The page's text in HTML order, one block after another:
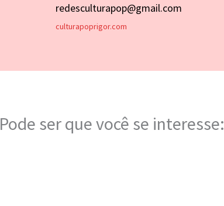
redesculturapop@gmail.com
culturapoprigor.com
Pode ser que você se interesse: